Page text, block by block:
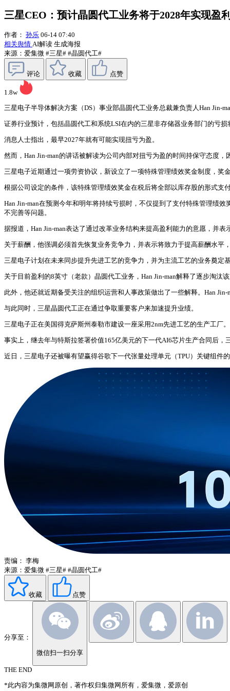
三星CEO：预计晶圆代工业务将于2028年实现盈
作者： 孙乐 06-14 07:40
相关舆情 AI解读 生成海报
来源：爱集微 #三星# #晶圆代工#
评论 收藏 点赞
1.8w
三星电子半导体解决方案（DS）事业部晶圆代工业务总裁兼负责人Han Jin-
证券行业预计，包括晶圆代工和系统LSI在内的三星非存储器业务部门的亏
消息人士指出，最早2027年就有可能实现扭亏为盈。
然而，Han Jin-man的讲话被解读为公司内部对扭亏为盈的时间持保守态度
三星电子近期通过一项劳资协议，新设立了一项特殊管理绩效奖金制度，奖
根据公司设定的条件，该特殊管理绩效奖金在税后将全部以库存股的形式支
Han Jin-man在预测今年和明年将持续亏损时，不仅提到了支付特殊管理绩
不完善等问题。
据报道，Han Jin-man表达了通过改革业务结构来提高盈利能力的意愿，并
关于薪酬，他强调必须首先恢复业务竞争力，并表示将致力于提高薪酬水平
三星电子计划在未来同步提升先进工艺的竞争力，并为主流工艺的业务奠定
关于目前盈利的8英寸（老款）晶圆代工业务，Han Jin-man解释了逐步淘
此外，他还就近期备受关注的组织运营和人事政策做出了一些解释。Han
与此同时，三星晶圆代工正在通过争取重要客户来加速提升业绩。
三星电子正在美国得克萨斯州泰勒市建设一座采用2nm先进工艺的生产工
事实上，继去年与特斯拉签署价值165亿美元的下一代AI6芯片生产合同后
近日，三星电子还被曝有望赢得谷歌下一代张量处理单元（TPU）关键组件
责编： 李梅
来源：爱集微 #三星# #晶圆代工#
收藏 点赞
分享至：
微信扫一扫分享
THE END
*此内容为集微网原创，著作权归集微网所有，爱集微，爱原创